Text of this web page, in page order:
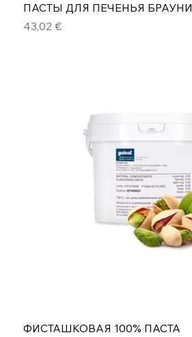
ПАСТЫ ДЛЯ ПЕЧЕНЬЯ БРАУНИ
Цена
43,02 €
ФИСТАШКОВАЯ 100% ПАСТА